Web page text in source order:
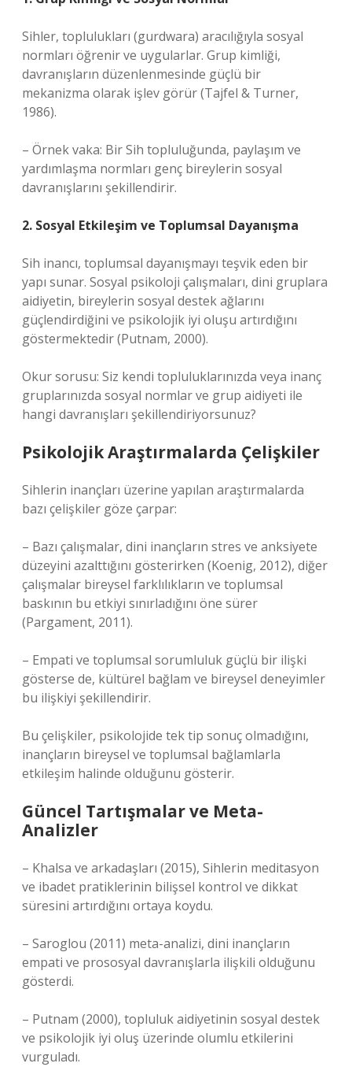
Sihler, toplulukları (gurdwara) aracılığıyla sosyal
normları öğrenir ve uygularlar. Grup kimliği,
davranışların düzenlenmesinde güçlü bir
mekanizma olarak işlev görür (Tajfel & Turner,
1986).
– Örnek vaka: Bir Sih topluluğunda, paylaşım ve
yardımlaşma normları genç bireylerin sosyal
davranışlarını şekillendirir.
2. Sosyal Etkileşim ve Toplumsal Dayanışma
Sih inancı, toplumsal dayanışmayı teşvik eden bir
yapı sunar. Sosyal psikoloji çalışmaları, dini gruplara
aidiyetin, bireylerin sosyal destek ağlarını
güçlendirdiğini ve psikolojik iyi oluşu artırdığını
göstermektedir (Putnam, 2000).
Okur sorusu: Siz kendi topluluklarınızda veya inanç
gruplarınızda sosyal normlar ve grup aidiyeti ile
hangi davranışları şekillendiriyorsunuz?
Psikolojik Araştırmalarda Çelişkiler
Sihlerin inançları üzerine yapılan araştırmalarda
bazı çelişkiler göze çarpar:
– Bazı çalışmalar, dini inançların stres ve anksiyete
düzeyini azalttığını gösterirken (Koenig, 2012), diğer
çalışmalar bireysel farklılıkların ve toplumsal
baskının bu etkiyi sınırladığını öne sürer
(Pargament, 2011).
– Empati ve toplumsal sorumluluk güçlü bir ilişki
gösterse de, kültürel bağlam ve bireysel deneyimler
bu ilişkiyi şekillendirir.
Bu çelişkiler, psikolojide tek tip sonuç olmadığını,
inançların bireysel ve toplumsal bağlamlarla
etkileşim halinde olduğunu gösterir.
Güncel Tartışmalar ve Meta-
Analizler
– Khalsa ve arkadaşları (2015), Sihlerin meditasyon
ve ibadet pratiklerinin bilişsel kontrol ve dikkat
süresini artırdığını ortaya koydu.
– Saroglou (2011) meta-analizi, dini inançların
empati ve prososyal davranışlarla ilişkili olduğunu
gösterdi.
– Putnam (2000), topluluk aidiyetinin sosyal destek
ve psikolojik iyi oluş üzerinde olumlu etkilerini
vurguladı.